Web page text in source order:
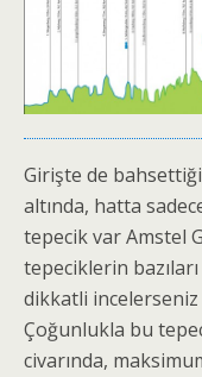
Girişte de
altında, hatta
tepecik var Amstel
tepeciklerin
dikkatli
Çoğunlukla bu
civarında,